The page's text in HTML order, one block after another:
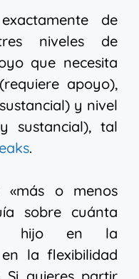
de
niveles de
que necesita
apoyo),
y nivel
sustancial), tal
.
o menos
sobre cuánta
hijo en la
la flexibilidad